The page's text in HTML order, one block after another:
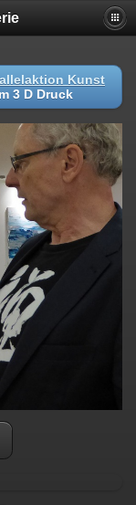
Kunst
3 D Druck